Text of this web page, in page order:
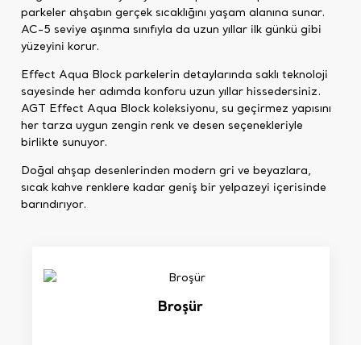
parkeler ahşabın gerçek sıcaklığını yaşam alanına sunar.
AC-5 seviye aşınma sınıfıyla da uzun yıllar ilk günkü gibi
yüzeyini korur.
Effect Aqua Block parkelerin detaylarında saklı teknoloji
sayesinde her adımda konforu uzun yıllar hissedersiniz.
AGT Effect Aqua Block koleksiyonu, su geçirmez yapısını
her tarza uygun zengin renk ve desen seçenekleriyle
birlikte sunuyor.
Doğal ahşap desenlerinden modern gri ve beyazlara,
sıcak kahve renklere kadar geniş bir yelpazeyi içerisinde
barındırıyor.
Broşür